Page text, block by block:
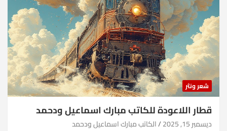
شعر ونثر
قطار اللاعودة للكاتب مبارك اسماعيل ودحمد
ديسمبر 15, 2025 الكاتب مبارك اسماعيل ودحمد